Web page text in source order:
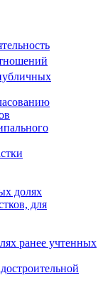
долях
для
ранее учтенных